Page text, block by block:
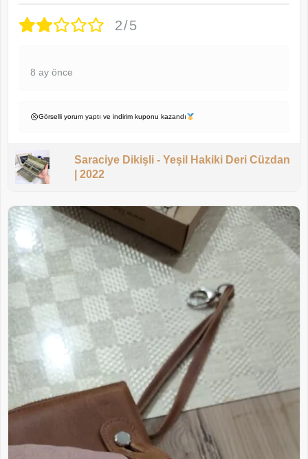
2/5
8 ay önce
Görselli yorum yaptı ve indirim kuponu kazandı
Saraciye Dikişli - Yeşil Hakiki Deri Cüzdan
| 2022